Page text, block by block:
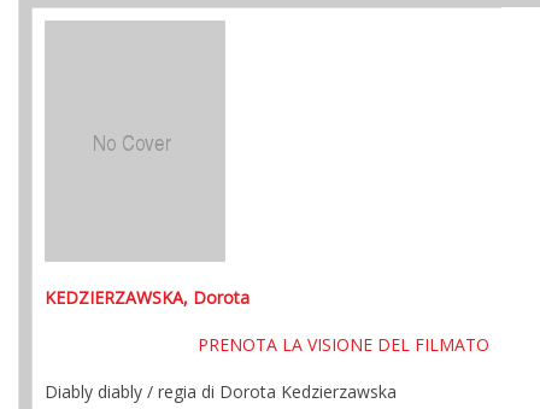
KEDZIERZAWSKA, Dorota
PRENOTA LA VISIONE DEL FILMATO
Diably diably / regia di Dorota Kedzierzawska